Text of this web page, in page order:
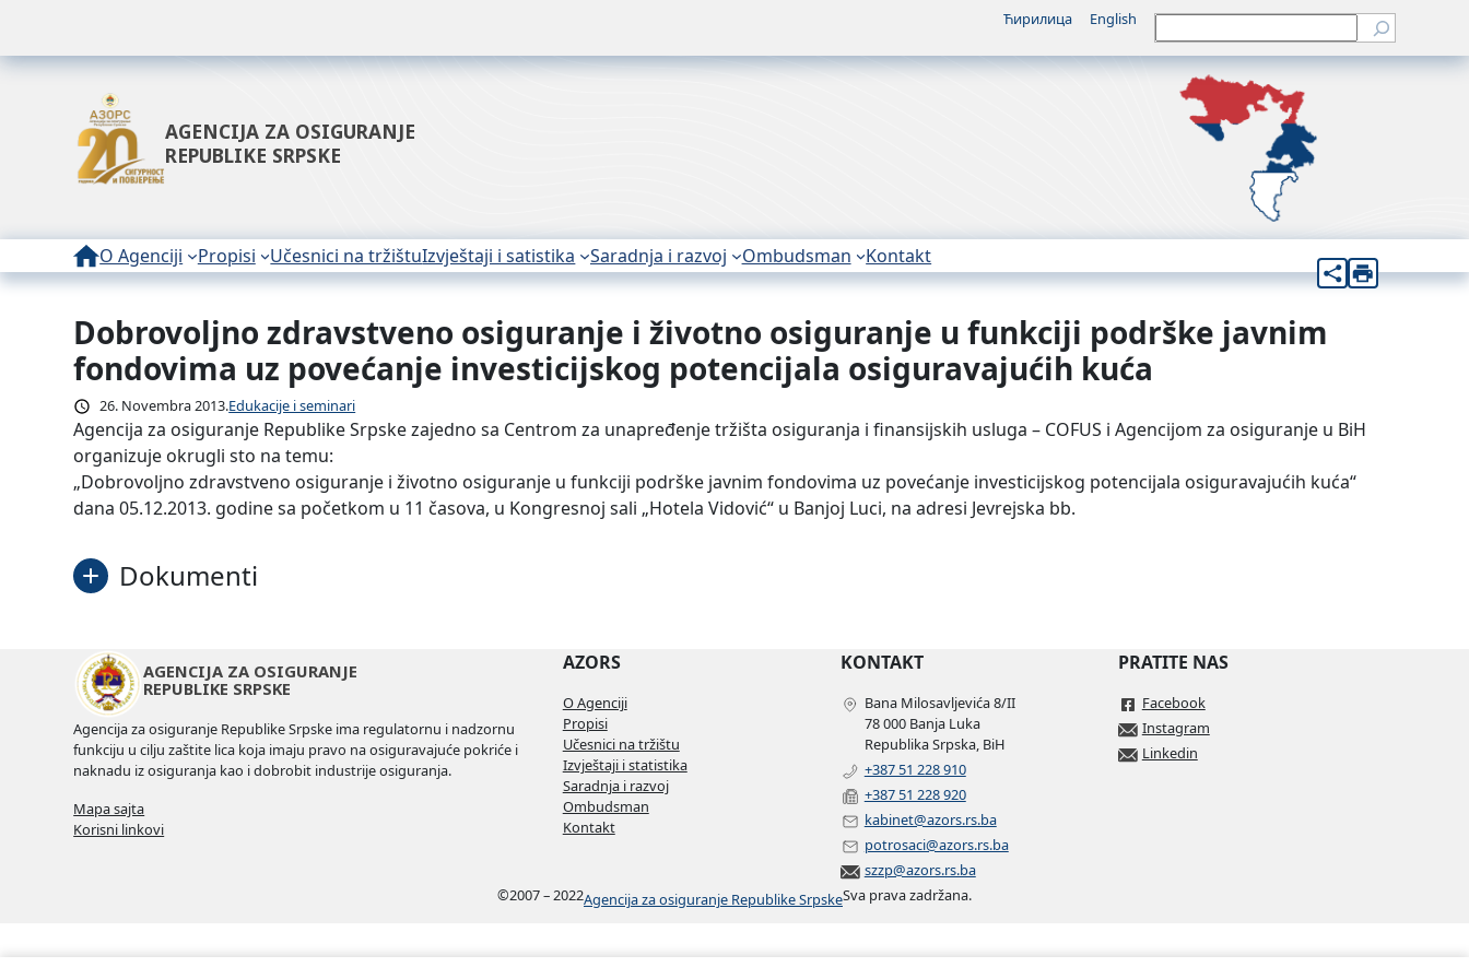
Ћирилица English Претрага
AGENCIJA ZA OSIGURANJE
REPUBLIKE SRPSKE
O Agenciji Propisi Učesnici na tržištuIzvještaji i satistika Saradnja i razvoj Ombudsman Kontakt
Dobrovoljno zdravstveno osiguranje i životno osiguranje u funkciji podrške javnim
fondovima uz povećanje investicijskog potencijala osiguravajućih kuća
26. Novembra 2013.Edukacije i seminari
Agencija za osiguranje Republike Srpske zajedno sa Centrom za unapređenje tržišta osiguranja i finansijskih usluga – COFUS i Agencijom za osiguranje u BiH
organizuje okrugli sto na temu:
„Dobrovoljno zdravstveno osiguranje i životno osiguranje u funkciji podrške javnim fondovima uz povećanje investicijskog potencijala osiguravajućih kuća“
dana 05.12.2013. godine sa početkom u 11 časova, u Kongresnoj sali „Hotela Vidović“ u Banjoj Luci, na adresi Jevrejska bb.
Dokumenti
AGENCIJA ZA OSIGURANJE
REPUBLIKE SRPSKE
Agencija za osiguranje Republike Srpske ima regulatornu i nadzornu
funkciju u cilju zaštite lica koja imaju pravo na osiguravajuće pokriće i
naknadu iz osiguranja kao i dobrobit industrije osiguranja.
Mapa sajta
Korisni linkovi
AZORS
O Agenciji
Propisi
Učesnici na tržištu
Izvještaji i statistika
Saradnja i razvoj
Ombudsman
Kontakt
KONTAKT
Bana Milosavljevića 8/II
78 000 Banja Luka
Republika Srpska, BiH
+387 51 228 910
+387 51 228 920
kabinet@azors.rs.ba
potrosaci@azors.rs.ba
szzp@azors.rs.ba
PRATITE NAS
Facebook
Instagram
Linkedin
©2007 – 2022Agencija za osiguranje Republike SrpskeSva prava zadržana.